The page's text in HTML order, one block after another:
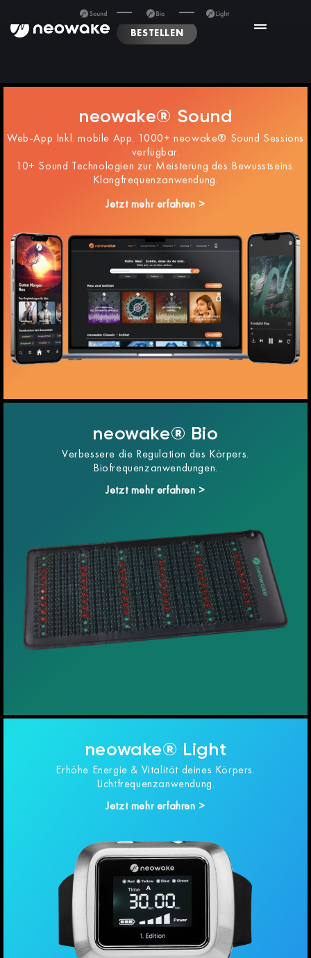
BESTELLEN
neowake® Sound
Web-App Inkl. mobile App. 1000+ neowake® Sound Sessions
verfügbar.
10+ Sound Technologien zur Meisterung des Bewusstseins.
Klangfrequenzanwendung.
Jetzt mehr erfahren >
neowake® Bio
Verbessere die Regulation des Körpers.
Biofrequenzanwendungen.
Jetzt mehr erfahren >
neowake® Light
Erhöhe Energie & Vitalität deines Körpers.
Lichtfrequenzanwendung.
Jetzt mehr erfahren >